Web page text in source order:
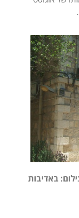
רחוב עמק רפאים 7 (צילום: באדיבות